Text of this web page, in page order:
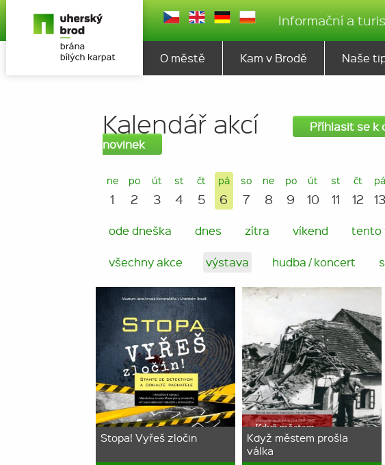
Informační a
O městě Kam v Brodě Naše
Kalendář akcí
Příhlasit se k
novinek
ne
1
po
2
út
3
st
4
čt
5
pá
6
so
7
ne
8
po
9
út
10
st
11
čt
12
pá
13
ode dneška dnes zítra víkend tento
všechny akce výstava hudba / koncert
Stopa! Vyřeš zločin
Když městem prošla
válka